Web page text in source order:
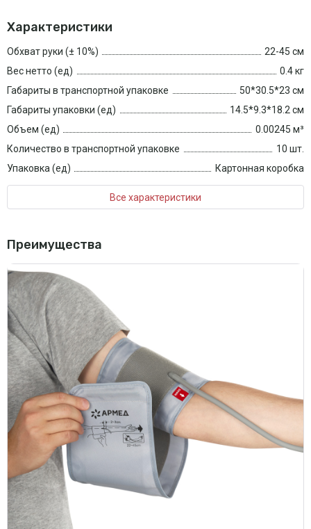
Характеристики
Обхват руки (± 10%)
22-45 см
Вес нетто (ед)
0.4 кг
Габариты в транспортной упаковке
50*30.5*23 см
Габариты упаковки (ед)
14.5*9.3*18.2 см
Объем (ед)
0.00245 м³
Количество в транспортной упаковке
10 шт.
Упаковка (ед)
Картонная коробка
Все характеристики
Преимущества